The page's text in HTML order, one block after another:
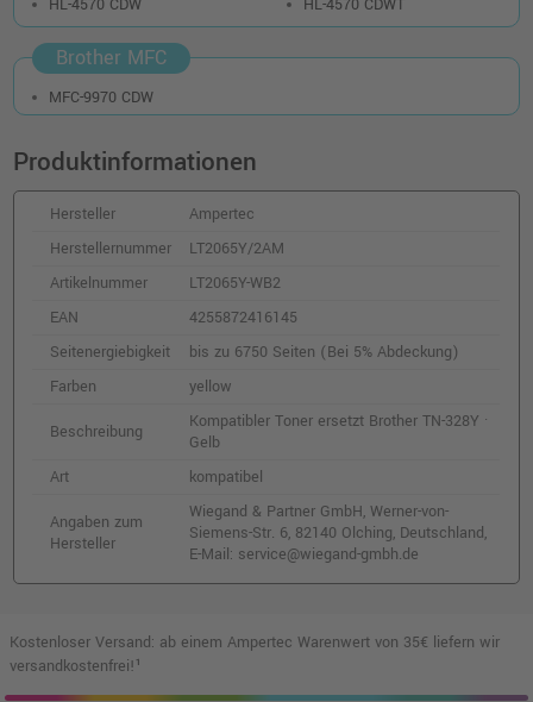
HL-4570 CDW HL-4570 CDWT
Brother MFC
MFC-9970 CDW
Produktinformationen
Hersteller
Ampertec
Herstellernummer
LT2065Y/2AM
Artikelnummer
LT2065Y-WB2
EAN
4255872416145
Seitenergiebigkeit
bis zu 6750 Seiten (Bei 5% Abdeckung)
Farben
yellow
Beschreibung
Kompatibler Toner ersetzt Brother TN-328Y ·
Gelb
Art
kompatibel
Angaben zum
Hersteller
Wiegand & Partner GmbH, Werner-von-
Siemens-Str. 6, 82140 Olching, Deutschland,
E-Mail: service@wiegand-gmbh.de
Kostenloser Versand: ab einem Ampertec Warenwert von 35€ liefern wir
versandkostenfrei!¹